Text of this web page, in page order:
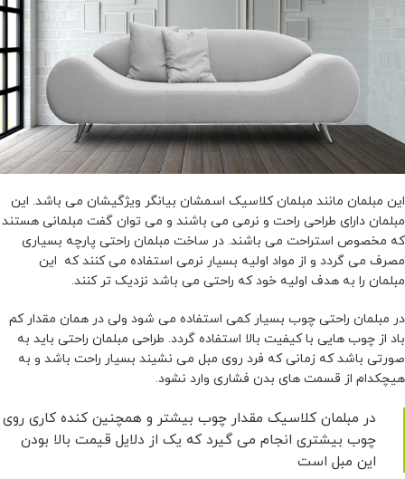
این مبلمان مانند مبلمان کلاسیک اسمشان بیانگر ویژگیشان می باشد. این
مبلمان دارای طراحی راحت و نرمی می باشند و می توان گفت مبلمانی هستند
که مخصوص استراحت می باشند. در ساخت مبلمان راحتی پارچه بسیاری
مصرف می گردد و از مواد اولیه بسیار نرمی استفاده می کنند که این
مبلمان را به هدف اولیه خود که راحتی می باشد نزدیک تر کنند.
در مبلمان راحتی چوب بسیار کمی استفاده می شود ولی در همان مقدار کم
باد از چوب هایی با کیفیت بالا استفاده گردد. طراحی مبلمان راحتی باید به
صورتی باشد که زمانی که فرد روی مبل می نشیند بسیار راحت باشد و به
هیچکدام از قسمت های بدن فشاری وارد نشود.
در مبلمان کلاسیک مقدار چوب بیشتر و همچنین کنده کاری روی
چوب بیشتری انجام می گیرد که یک از دلایل قیمت بالا بودن
این مبل است